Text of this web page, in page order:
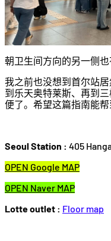
朝卫生间方向的另一侧也
我之前也没想到首尔站
到乐天奥特莱斯、再到
便了。希望这篇指南能帮
Seoul Station : 405
OPEN Google MAP
OPEN Naver MAP
Lotte outlet : Floor map